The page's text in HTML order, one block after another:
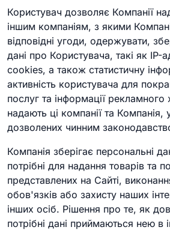
Користувач дозволяє Компанії
іншим компаніям, з якими
відповідні угоди, одержувати,
дані про Користувача, такі як IP-
cookies, а також статистичну
активність користувача для
послуг та інформації рекламного
надають ці компанії та
дозволених чинним
Компанія зберігає персональні
потрібні для надання товарів та
представлених на Сайті,
обов'язків або захисту наших
інших осіб. Рішення про те, як
потрібні дані приймаються нею в